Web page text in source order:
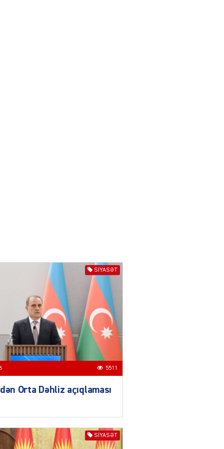
Azərbaycanda sürücüsüz
nəqliyyat dövrü başlayır –
BELƏ işləyəcək
04.08.2026 4021
XİN rəhbərindən TRİPP
layihəsi ilə bağlı AÇIQLAMA
4394
04.08.2026 4010
SIYASƏT
5511
Orta Dəhliz açıqlaması
SIYASƏT